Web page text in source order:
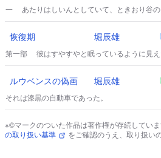
一 あたりはしいんとしていて、ときおり谷のもっと奥から山椒喰のかすかな
恢復期 堀辰雄
第一部 彼はすやすやと眠っているように見え
ルウベンスの偽画 堀辰雄
それは漆黒の自動車であった。
※©マークのついた作品は著作権が存続してい
の取り扱い基準
をご確認のうえ、取り扱い